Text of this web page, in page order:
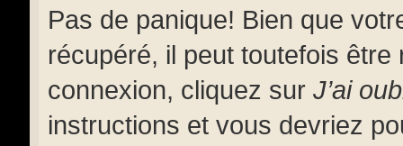
Pas de panique! Bien que
récupéré, il peut toutefois
connexion, cliquez sur J’ai
instructions et vous devriez